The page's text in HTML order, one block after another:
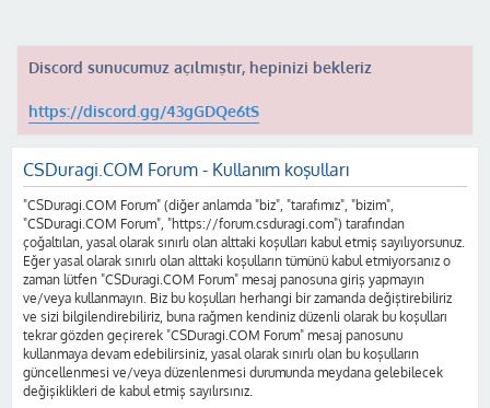
Discord sunucumuz açılmıştır, hepinizi bekleriz
https://discord.gg/43gGDQe6tS
CSDuragi.COM Forum - Kullanım koşulları
"CSDuragi.COM Forum" (diğer anlamda "biz", "tarafımız", "bizim",
"CSDuragi.COM Forum", "https://forum.csduragi.com") tarafından
çoğaltılan, yasal olarak sınırlı olan alttaki koşulları kabul etmiş sayılıyorsunuz.
Eğer yasal olarak sınırlı olan alttaki koşulların tümünü kabul etmiyorsanız o
zaman lütfen "CSDuragi.COM Forum" mesaj panosuna giriş yapmayın
ve/veya kullanmayın. Biz bu koşulları herhangi bir zamanda değiştirebiliriz
ve sizi bilgilendirebiliriz, buna rağmen kendiniz düzenli olarak bu koşulları
tekrar gözden geçirerek "CSDuragi.COM Forum" mesaj panosunu
kullanmaya devam edebilirsiniz, yasal olarak sınırlı olan bu koşulların
güncellenmesi ve/veya düzenlenmesi durumunda meydana gelebilecek
değişiklikleri de kabul etmiş sayılırsınız.